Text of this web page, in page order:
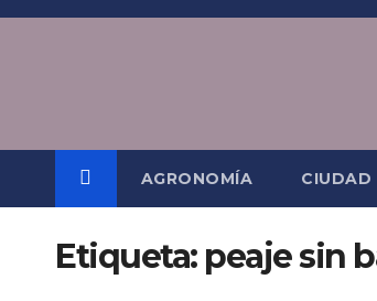
Saltar
AGRONOMÍA CIUDAD
Etiqueta: peaje sin